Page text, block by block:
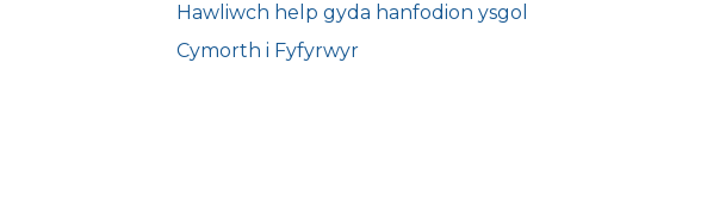
Hawliwch help gyda hanfodion ysgol
Cymorth i Fyfyrwyr